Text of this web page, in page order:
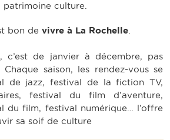
culture.
bon devivre à La Rochelle
c’est de janvier à décembre, pas
saison, les rendez-vous se
de jazz, festival de la fiction TV,
festival du film d’aventure,
du film, festival numérique… l’offre
sa soif de culture